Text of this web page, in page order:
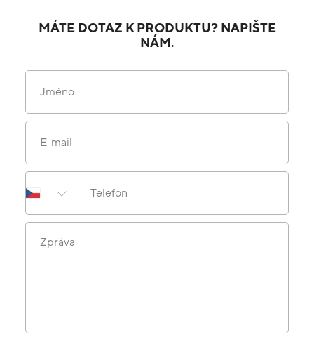
MÁTE DOTAZ K PRODUKTU? NAPIŠTE
NÁM.
Jméno
E-mail
Telefon
Zpráva